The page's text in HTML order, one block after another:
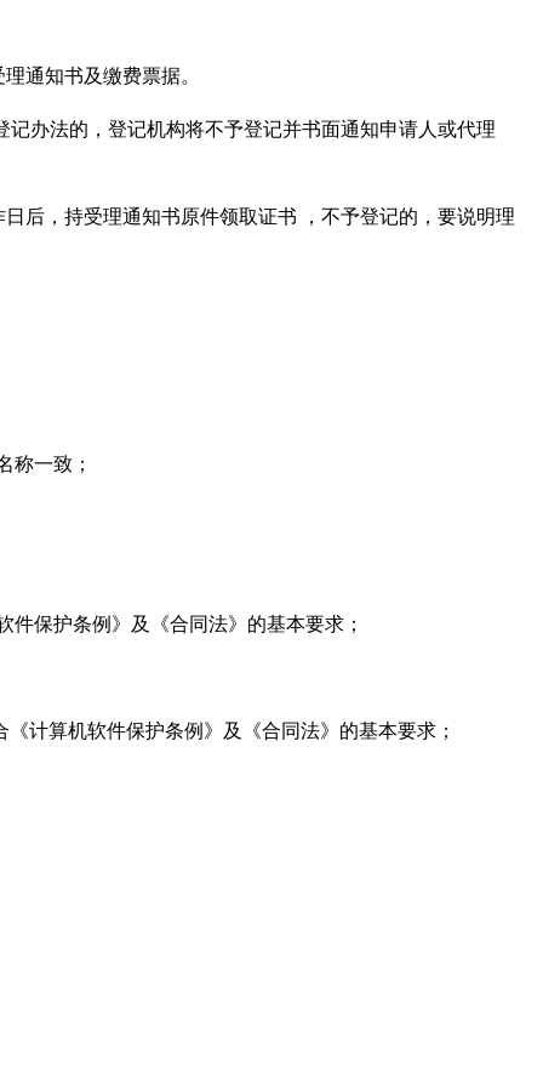
通知书及缴费票据。
办法的，登记机构将不予登记并书面通知申请人或代理
后，持受理通知书原件领取证书 ，不予登记的，要说明理
称一致；
保护条例》及《合同法》的基本要求；
计算机软件保护条例》及《合同法》的基本要求；